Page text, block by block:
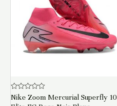
Note
0
Nike Zoom Mercurial Superfly 10